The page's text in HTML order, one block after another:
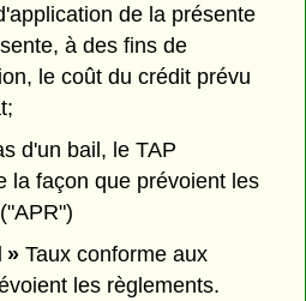
de la présente
à des fins de
le coût du crédit prévu
d'un bail, le TAP
la façon que prévoient les
» Taux conforme aux
les règlements.